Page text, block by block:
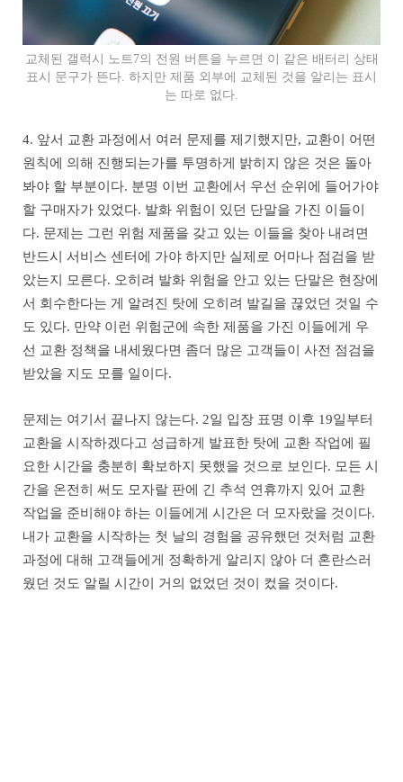
교체된 갤럭시 노트7의 전원 버튼을 누르면 이 같은 배터리 상태
표시 문구가 뜬다. 하지만 제품 외부에 교체된 것을 알리는 표시
는 따로 없다.
4. 앞서 교환 과정에서 여러 문제를 제기했지만, 교환이 어떤
원칙에 의해 진행되는가를 투명하게 밝히지 않은 것은 돌아
봐야 할 부분이다. 분명 이번 교환에서 우선 순위에 들어가야
할 구매자가 있었다. 발화 위험이 있던 단말을 가진 이들이
다. 문제는 그런 위험 제품을 갖고 있는 이들을 찾아 내려면
반드시 서비스 센터에 가야 하지만 실제로 어마나 점검을 받
았는지 모른다. 오히려 발화 위험을 안고 있는 단말은 현장에
서 회수한다는 게 알려진 탓에 오히려 발길을 끊었던 것일 수
도 있다. 만약 이런 위험군에 속한 제품을 가진 이들에게 우
선 교환 정책을 내세웠다면 좀더 많은 고객들이 사전 점검을
받았을 지도 모를 일이다.
문제는 여기서 끝나지 않는다. 2일 입장 표명 이후 19일부터
교환을 시작하겠다고 성급하게 발표한 탓에 교환 작업에 필
요한 시간을 충분히 확보하지 못했을 것으로 보인다. 모든 시
간을 온전히 써도 모자랄 판에 긴 추석 연휴까지 있어 교환
작업을 준비해야 하는 이들에게 시간은 더 모자랐을 것이다.
내가 교환을 시작하는 첫 날의 경험을 공유했던 것처럼 교환
과정에 대해 고객들에게 정확하게 알리지 않아 더 혼란스러
웠던 것도 알릴 시간이 거의 없었던 것이 컸을 것이다.